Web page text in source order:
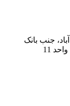
جنب بانک